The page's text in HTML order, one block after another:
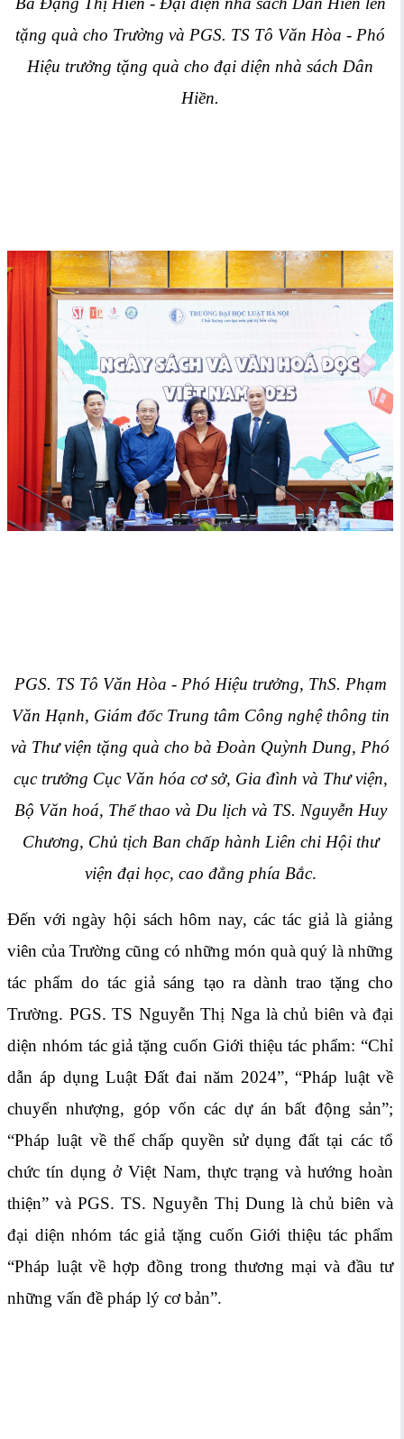
tặng quà cho Trường và PGS. TS Tô Văn Hòa - Phó
Hiệu trưởng tặng quà cho đại diện nhà sách Dân
Hiền.
PGS. TS Tô Văn Hòa - Phó Hiệu trưởng, ThS. Phạm
Văn Hạnh, Giám đốc Trung tâm Công nghệ thông tin
và Thư viện tặng quà cho bà Đoàn Quỳnh Dung, Phó
cục trưởng Cục Văn hóa cơ sở, Gia đình và Thư viện,
Bộ Văn hoá, Thể thao và Du lịch và TS. Nguyễn Huy
Chương, Chủ tịch Ban chấp hành Liên chi Hội thư
viện đại học, cao đẳng phía Bắc.
Đến với ngày hội sách hôm nay, các tác giả là giảng
viên của Trường cũng có những món quà quý là những
tác phẩm do tác giả sáng tạo ra dành trao tặng cho
Trường. PGS. TS Nguyễn Thị Nga là chủ biên và đại
diện nhóm tác giả tặng cuốn Giới thiệu tác phẩm: “Chỉ
dẫn áp dụng Luật Đất đai năm 2024”, “Pháp luật về
chuyển nhượng, góp vốn các dự án bất động sản”;
“Pháp luật về thế chấp quyền sử dụng đất tại các tổ
chức tín dụng ở Việt Nam, thực trạng và hướng hoàn
thiện” và PGS. TS. Nguyễn Thị Dung là chủ biên và
đại diện nhóm tác giả tặng cuốn Giới thiệu tác phẩm
“Pháp luật về hợp đồng trong thương mại và đầu tư
những vấn đề pháp lý cơ bản”.